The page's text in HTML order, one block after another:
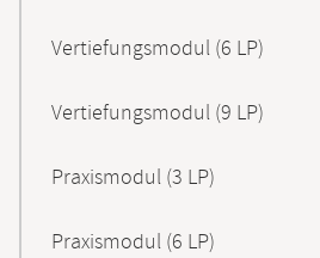
Vertiefungsmodul (6 LP)
Vertiefungsmodul (9 LP)
Praxismodul (3 LP)
Praxismodul (6 LP)